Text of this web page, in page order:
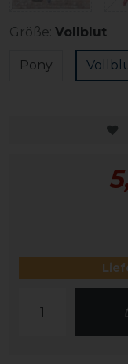
Größe: Vollblut
Pony